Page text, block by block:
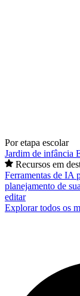
Por etapa escolar
Jardim de infância
Recursos em
Ferramentas de IA
planejamento de
editar
Explorar todos os